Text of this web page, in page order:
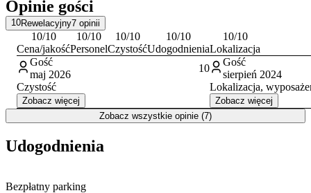
Minieuroland Parku Miniatur
słynnych budowli. Okolica sprzyja również pieszym wędrówkom
po szlakach Sudetów.
Opinie gości
10Rewelacyjny7 opinii
10/10
Cena/jakość
10/10
Personel
10/10
Czystość
10/10
Udogodnienia
10/10
Lokalizacja
Gość
maj 2026
10
Czystość
Zobacz więcej
Gość
sierpień 2024
Lokalizacja,
Zobacz więcej
Zobacz wszystkie opinie (7)
Udogodnienia
Bezpłatny parking